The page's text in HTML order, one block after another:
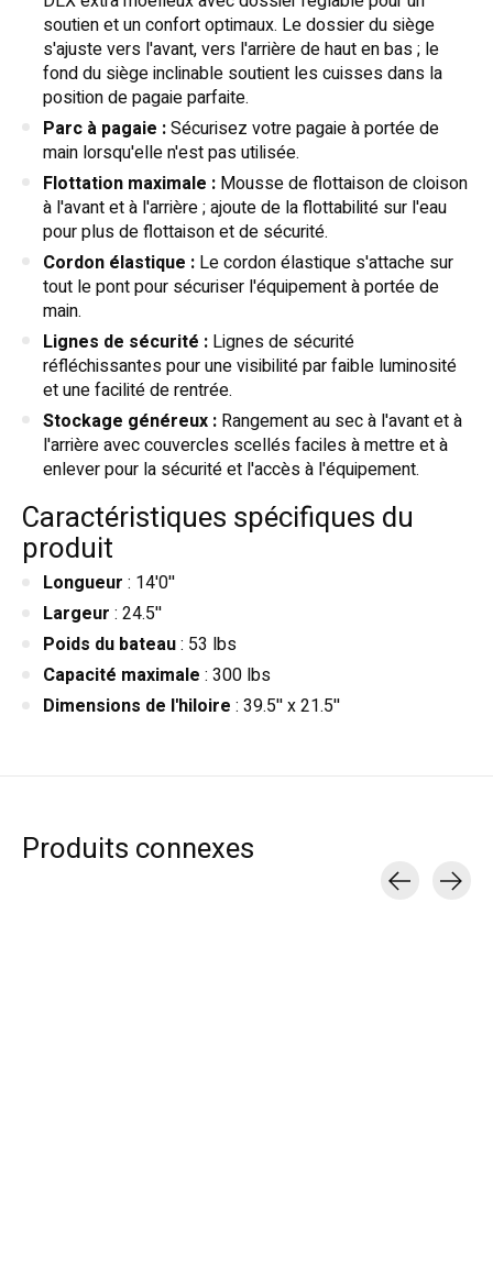
soutien et un confort optimaux. Le dossier du siège
s'ajuste vers l'avant, vers l'arrière de haut en bas ; le
fond du siège inclinable soutient les cuisses dans la
position de pagaie parfaite.
Parc à pagaie :Sécurisez votre pagaie à portée de
main lorsqu'elle n'est pas utilisée.
Flottation maximale : Mousse de flottaison de cloison
à l'avant et à l'arrière ; ajoute de la flottabilité sur l'eau
pour plus de flottaison et de sécurité.
Cordon élastique : Le cordon élastique s'attache sur
tout le pont pour sécuriser l'équipement à portée de
main.
Lignes de sécurité : Lignes de sécurité
réfléchissantes pour une visibilité par faible luminosité
et une facilité de rentrée.
Stockage généreux : Rangement au sec à l'avant et à
l'arrière avec couvercles scellés faciles à mettre et à
enlever pour la sécurité et l'accès à l'équipement.
Caractéristiques spécifiques du
produit
Longueur : 14'0''
Largeur : 24.5''
Poids du bateau: 53 lbs
Capacité maximale : 300 lbs
Dimensions de l'hiloire : 39.5'' x 21.5''
Produits connexes